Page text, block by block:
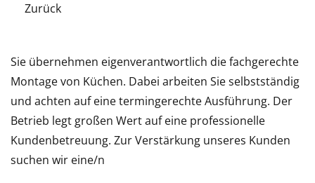
Zurück
Sie übernehmen eigenverantwortlich die fachgerechte
Montage von Küchen. Dabei arbeiten Sie selbstständig
und achten auf eine termingerechte Ausführung. Der
Betrieb legt großen Wert auf eine professionelle
Kundenbetreuung. Zur Verstärkung unseres Kunden
suchen wir eine/n